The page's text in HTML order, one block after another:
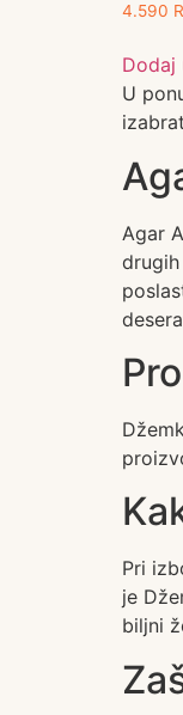
4.590
Dodaj
U
Agar
Pri
je
biljni